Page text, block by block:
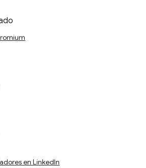
en LinkedIn